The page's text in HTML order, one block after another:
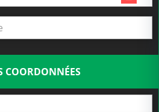
COORDONNÉES